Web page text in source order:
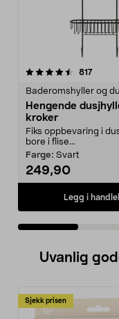
817
Baderomshyller og
Hengende
kroker
Fiks oppbevaring i
bore i flise...
Farge: Svart
249,90
Legg i
4.5 av 5
Uvanlig
Sjekk prisen